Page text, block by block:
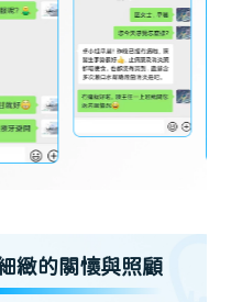
緻的關懷與照顧